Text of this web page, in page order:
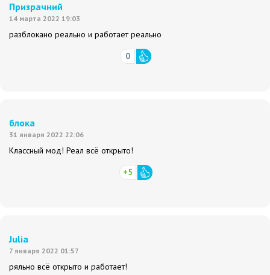
Призрачний
14 марта 2022 19:03
разблокано реально и работает реально
0
блока
31 января 2022 22:06
Классный мод! Реал всё открыто!
+5
Julia
7 января 2022 01:57
ряльно всё открыто и работает!